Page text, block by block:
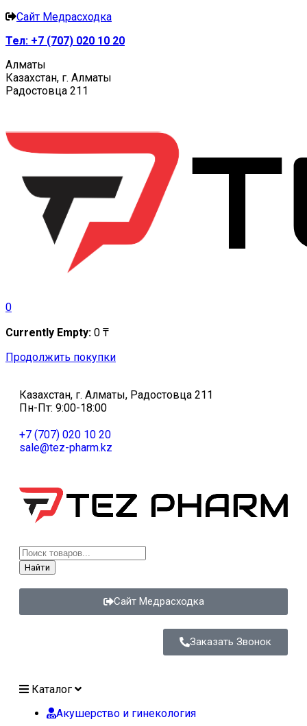
Сайт Медрасходка
Тел: +7 (707) 020 10 20
Алматы
Казахстан, г. Алматы
Радостовца 211
0
Currently Empty: 0 ₸
Продолжить покупки
Казахстан, г. Алматы, Радостовца 211
Пн-Пт: 9:00-18:00
+7 (707) 020 10 20
sale@tez-pharm.kz
Найти
Сайт Медрасходка
Заказать Звонок
Каталог
Акушерство и гинекология